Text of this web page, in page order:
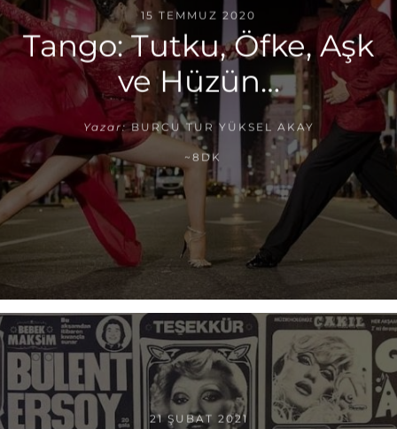
15 TEMMUZ 2020
Tango: Tutku, Öfke, Aşk
ve Hüzün…
Yazar: BURCU TUR YÜKSEL AKAY
~8DK
21 ŞUBAT 2021